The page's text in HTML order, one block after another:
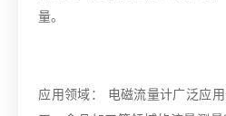
量。
应用领域： 电磁流量计广泛应